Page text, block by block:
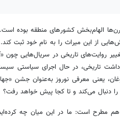
الهام‌بخش کشورهای منطقه بوده است.
از این میراث را به نام خود ثبت
روایت‌های تاریخی در سریال‌هایی چون
تاریخی، در حال اجرای سیاستی
یعنی معرفی نوروز به‌عنوان جشن
دنبال می‌کند و تا کجا پیش خواهد رفت؟
مطرح است: ما در این میان چه